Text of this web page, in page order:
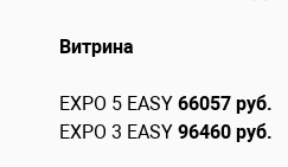
Витрина
EXPO 5 EASY 66057 руб.
EXPO 3 EASY 96460 руб.